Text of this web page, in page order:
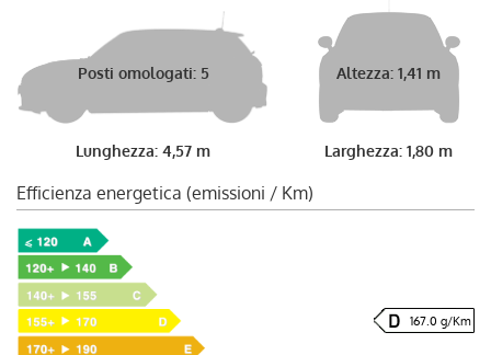
Posti omologati: 5
Lunghezza: 4,57 m
Altezza: 1,41 m
Larghezza: 1,80 m
Efficienza energetica (emissioni / Km)
167.0 g/Km